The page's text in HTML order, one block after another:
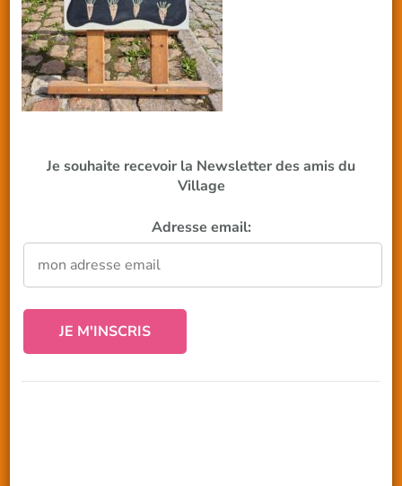
Je souhaite recevoir la Newsletter des amis du
Village
Adresse email: